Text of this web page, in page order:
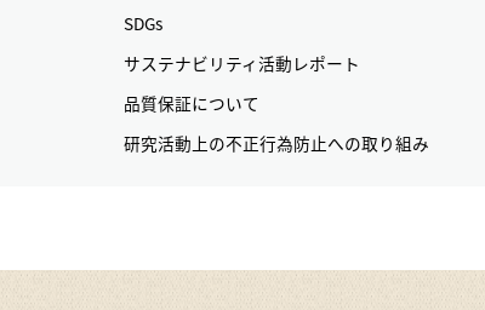
SDGs
サステナビリティ活動レポート
品質保証について
研究活動上の不正行為防止への取り組み